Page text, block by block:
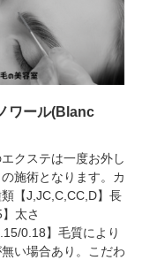
ワール(Blanc
クステは一度お外し
の施術となります。カ
【J,JC,C,CC,D】長
太さ
0.18】毛質により
い場合あり。こだわ